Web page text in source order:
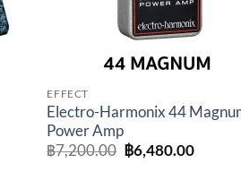
EFFECT
Electro-Harmonix 44
Power Amp
฿7,200.00 Original
price
฿6,480.00Current